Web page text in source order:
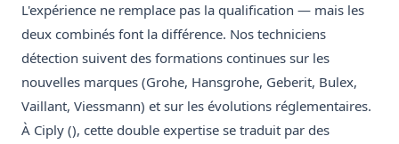
L'expérience ne remplace pas la qualification — mais les
deux combinés font la différence. Nos techniciens
détection suivent des formations continues sur les
nouvelles marques (Grohe, Hansgrohe, Geberit, Bulex,
Vaillant, Viessmann) et sur les évolutions réglementaires.
À Ciply (), cette double expertise se traduit par des